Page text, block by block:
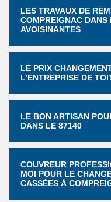
LES TRAVAUX DE
COMPREIGNAC
AVOISINANTES
LE PRIX
L’ENTREPRISE DE
LE BON ARTISAN
DANS LE 87140
COUVREUR
MOI POUR LE
CASSÉES À